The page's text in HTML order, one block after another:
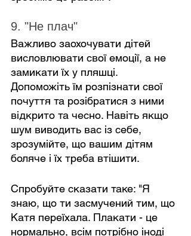
9. "Не плач"
Важливо заохочувати дітей
висловлювати свої емоції, а не
замикати їх у пляшці.
Допоможіть їм розпізнати свої
почуття та розібратися з ними
відкрито та чесно. Навіть якщо
шум виводить вас із себе,
зрозумійте, що вашим дітям
боляче і їх треба втішити.
Спробуйте сказати таке: "Я
знаю, що ти засмучений тим, що
Катя переїхала. Плакати - це
нормально, всім потрібно іноді